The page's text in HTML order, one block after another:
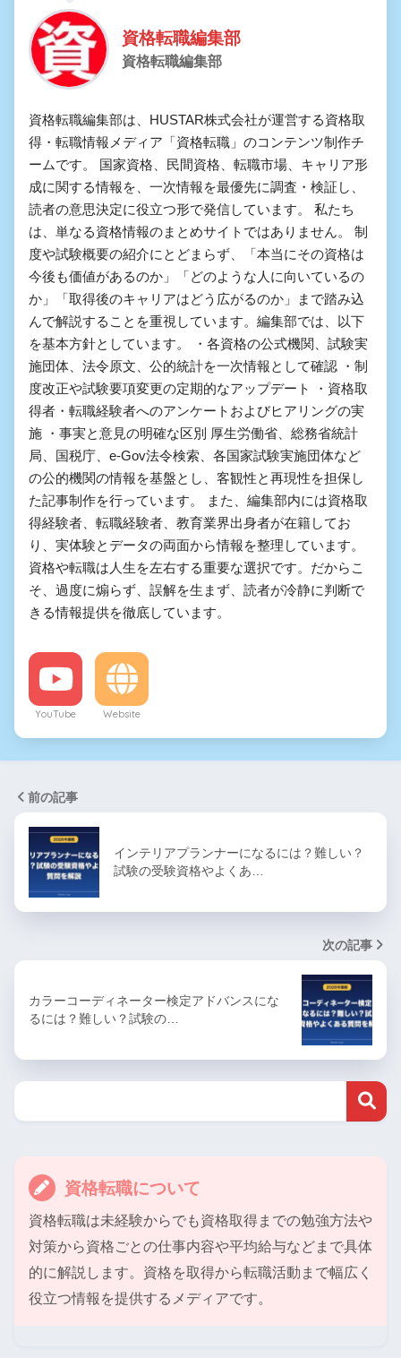
資格転職編集部
資格転職編集部
資格転職編集部は、HUSTAR株式会社が運営する資格取
得・転職情報メディア「資格転職」のコンテンツ制作チ
ームです。 国家資格、民間資格、転職市場、キャリア形
成に関する情報を、一次情報を最優先に調査・検証し、
読者の意思決定に役立つ形で発信しています。 私たち
は、単なる資格情報のまとめサイトではありません。 制
度や試験概要の紹介にとどまらず、「本当にその資格は
今後も価値があるのか」「どのような人に向いているの
か」「取得後のキャリアはどう広がるのか」まで踏み込
んで解説することを重視しています。編集部では、以下
を基本方針としています。 ・各資格の公式機関、試験実
施団体、法令原文、公的統計を一次情報として確認 ・制
度改正や試験要項変更の定期的なアップデート ・資格取
得者・転職経験者へのアンケートおよびヒアリングの実
施 ・事実と意見の明確な区別 厚生労働省、総務省統計
局、国税庁、e-Gov法令検索、各国家試験実施団体など
の公的機関の情報を基盤とし、客観性と再現性を担保し
た記事制作を行っています。 また、編集部内には資格取
得経験者、転職経験者、教育業界出身者が在籍してお
り、実体験とデータの両面から情報を整理しています。
資格や転職は人生を左右する重要な選択です。だからこ
そ、過度に煽らず、誤解を生まず、読者が冷静に判断で
きる情報提供を徹底しています。
YouTube Website
前の記事
インテリアプランナーになるには？難しい？
試験の受験資格やよくあ…
次の記事
カラーコーディネーター検定アドバンスにな
るには？難しい？試験の…
資格転職について
資格転職は未経験からでも資格取得までの勉強方法や
対策から資格ごとの仕事内容や平均給与などまで具体
的に解説します。資格を取得から転職活動まで幅広く
役立つ情報を提供するメディアです。